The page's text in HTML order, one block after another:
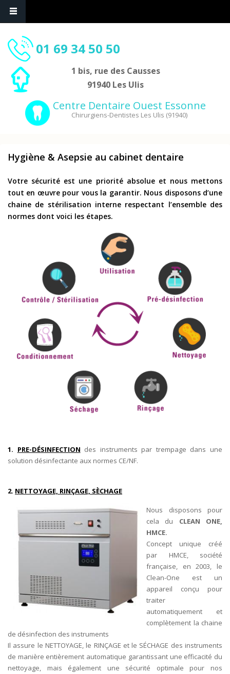
01 69 34 50 50
1 bis, rue des Causses
91940 Les Ulis
Centre Dentaire Ouest Essonne
Chirurgiens-Dentistes Les Ulis (91940)
Hygiène & Asepsie au cabinet dentaire
Votre sécurité est une priorité absolue et nous mettons
tout en œuvre pour vous la garantir. Nous disposons d’une
chaine de stérilisation interne respectant l’ensemble des
normes dont voici les étapes.
1. PRE-DÉSINFECTION des instruments par trempage dans une
solution désinfectante aux normes CE/NF.
2. NETTOYAGE, RINÇAGE, SÈCHAGE
Nous disposons pour
cela du CLEAN ONE,
HMCE.
Concept unique créé
par HMCE, société
française, en 2003, le
Clean-One est un
appareil conçu pour
traiter
automatiquement et
complètement la chaine
de désinfection des instruments
Il assure le NETTOYAGE, le RINÇAGE et le SÉCHAGE des instruments
de manière entièrement automatique garantissant une efficacité du
nettoyage, mais également une sécurité optimale pour nos